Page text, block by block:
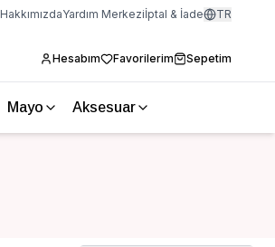
HakkımızdaYardım Merkeziİptal & İade TR
Hesabım Favorilerim Sepetim
Mayo Aksesuar